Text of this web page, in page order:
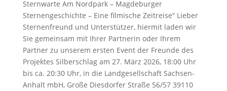
Sternwarte Am Nordpark – Magdeburger
Sternengeschichte – Eine filmische Zeitreise“ Lieber
Sternenfreund und Unterstützer, hiermit laden wir
Sie gemeinsam mit Ihrer Partnerin oder Ihrem
Partner zu unserem ersten Event der Freunde des
Projektes Silberschlag am 27. März 2026, 18:00 Uhr
bis ca. 20:30 Uhr, in die Landgesellschaft Sachsen-
Anhalt mbH, Große Diesdorfer Straße 56/57 39110